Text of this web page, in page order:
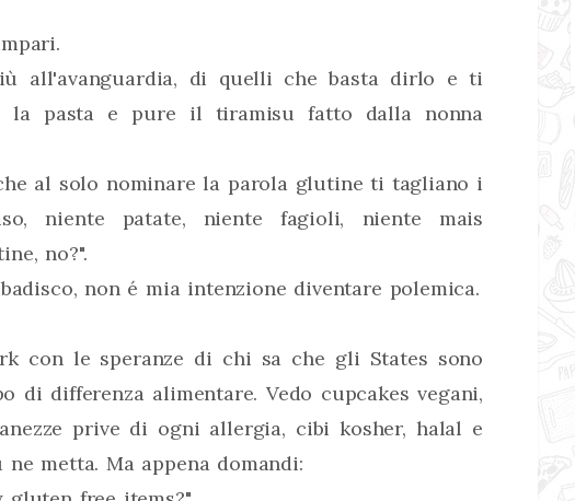
all'avanguardia, di quelli che basta dirlo e ti
la pasta e pure il tiramisu fatto dalla nonna
al solo nominare la parola glutine ti tagliano i
niente patate, niente fagioli, niente mais
no?".
non é mia intenzione diventare polemica.
con le speranze di chi sa che gli States sono
di differenza alimentare. Vedo cupcakes vegani,
prive di ogni allergia, cibi kosher, halal e
metta. Ma appena domandi: